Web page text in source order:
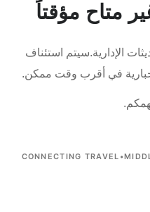
متاح مؤقتاً
الإدارية.سيتم استئناف
في أقرب وقت ممكن.
CONNECTING TRAVEL •